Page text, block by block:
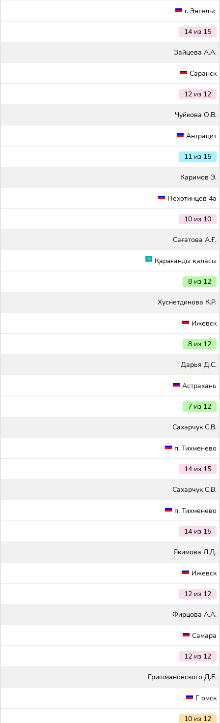
г. Энгельс
14 из 15
Зайцева А.А.
Саранск
12 из 12
Чуйкова О.В.
Антрацит
11 из 15
Каримов Э.
Пехотинцев 4а
10 из 10
Сағатова А.Ғ.
Қарағанды қаласы
8 из 12
Хуснетдинова К.Р.
Ижевск
8 из 12
Дарья Д.С.
Астрахань
7 из 12
Сахарчук С.В.
п. Тихменево
14 из 15
Сахарчук С.В.
п. Тихменево
14 из 15
Якимова Л.Д.
Ижевск
12 из 12
Фирцова А.А.
Самара
12 из 12
Гришмановского Д.Е.
Г омск
10 из 12